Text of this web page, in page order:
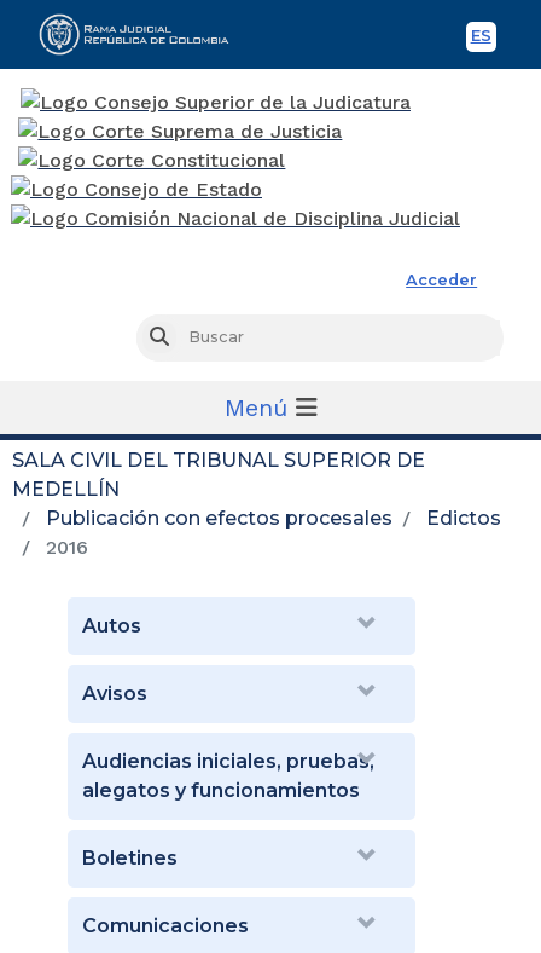
ES
Acceder
Buscar
Menú
SALA CIVIL DEL TRIBUNAL SUPERIOR DE
MEDELLÍN
Publicación con efectos procesales
Edictos
2016
Autos
Avisos
Audiencias iniciales, pruebas,
alegatos y funcionamientos
Boletines
Comunicaciones